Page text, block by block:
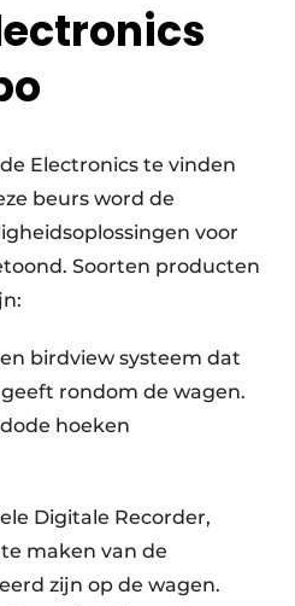
Electronics te vinden
beurs word de
voor
Soorten producten
birdview systeem dat
rondom de wagen.
hoeken
Digitale Recorder,
maken van de
zijn op de wagen.